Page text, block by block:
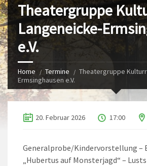
Theatergruppe
Langeneicke-
e.V.
Home Termine
Theatergruppe
Ermsinghausen e.V.
20. Februar 2026 17:00
Generalprobe/Kindervorstellung
„Hubertus auf Monsterjagd“ –